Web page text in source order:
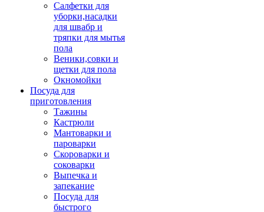
Салфетки для
уборки,насадки
для швабр и
тряпки для мытья
пола
Веники,совки и
щетки для пола
Окномойки
Посуда для
приготовления
Тажины
Кастрюли
Мантоварки и
пароварки
Скороварки и
соковарки
Выпечка и
запекание
Посуда для
быстрого